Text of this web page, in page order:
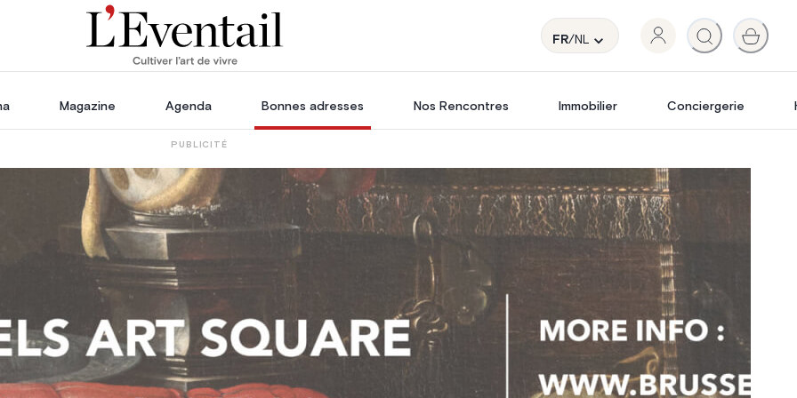
FR/NL
Magazine Agenda Bonnes adresses Nos Rencontres Immobilier Conciergerie
PUBLICITÉ